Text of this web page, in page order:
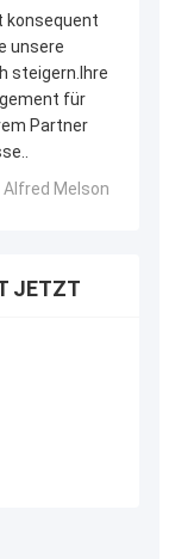
konsequent
unsere
steigern.Ihre
für
Partner
Melson
JETZT